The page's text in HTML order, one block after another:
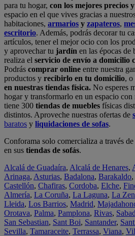
para tu hogar, con los mejores precios
espacio en el que vives gracias a
habitaciones, armarios y zapateros,
escritorio. Además, podrás decorar tu
artículos, tener el mejor ocio con los
y aprovechar tu jardín en las épocas
realiza el servicio de envío a domicilio
Podrás comprar online entre nuestra
productos y recibirlo en tu domicilio, o
en nuestras tiendas física. No esperes
hogar y transformarlo en un espacio
tiene 300 tiendas de muebles físicas
distintos. Aproveche nuestras ofertas de
baratos y liquidaciones de sofas.
Conforama solo comercializa a través
en sus tiendas de sofás.
Alcalá de Guadaíra, Alcalá de Henares,
Arinaga, Asturias, Badalona, Barakaldo,
Castellón, Chafiras, Cordoba, Elche,
Almería, La Coruña, La Laguna, La
Lleida, Los Barrios, Madrid,
Orotava, Palma, Pamplona, Rivas,
San Sebastian, Sant Boi, Santander,
Sevilla, Tamaraceite, Terrassa, Viana,